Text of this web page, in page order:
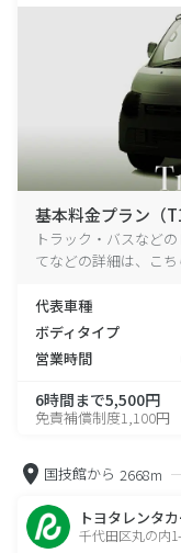
基本料金プラン（
トラック・バスなど
てなどの詳細は、こち
代表車種
ボディタイプ
営業時間
6時間まで5,500円
免責補償制度1,100円
国技館から 2668m
トヨタレンタ
千代田区丸の内